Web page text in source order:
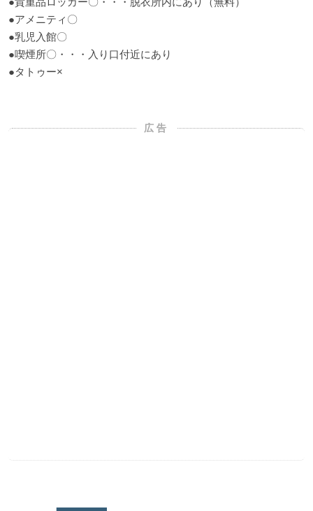
●アメニティ〇
●乳児入館〇
●喫煙所〇・・・入り口付近にあり
●タトゥー×